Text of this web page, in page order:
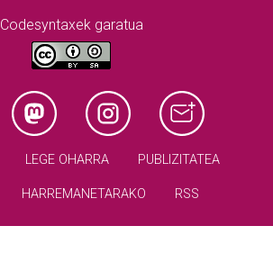
Codesyntaxek garatua
LEGE OHARRA PUBLIZITATEA
HARREMANETARAKO RSS